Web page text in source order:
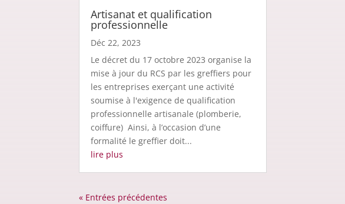
Artisanat et qualification
professionnelle
Déc 22, 2023
Le décret du 17 octobre 2023 organise la
mise à jour du RCS par les greffiers pour
les entreprises exerçant une activité
soumise à l'exigence de qualification
professionnelle artisanale (plomberie,
coiffure) Ainsi, à l’occasion d’une
formalité le greffier doit...
lire plus
« Entrées précédentes